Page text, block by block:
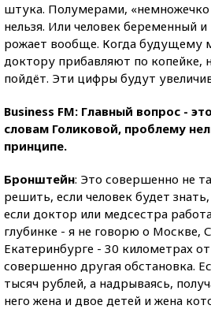
штука. Полумерами,
нельзя. Или человек беременный
рожает вообще. Когда будущему
доктору прибавляют по копейке,
пойдёт. Эти цифры будут
Business FM: Главный вопрос -
словам Голиковой, проблему
принципе.
Бронштейн: Это совершенно не
решить, если человек будет
если доктор или медсестра
глубинке - я не говорю о Москве,
Екатеринбурге - 30 километрах
совершенно другая обстановка.
тысяч рублей, а надрываясь,
него жена и двое детей и жена